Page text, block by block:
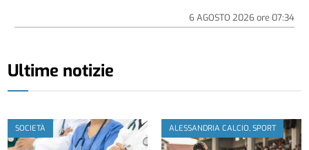
6 AGOSTO 2026ore 07:34
Ultime notizie
SOCIETÀ ALESSANDRIA CALCIO, SPORT